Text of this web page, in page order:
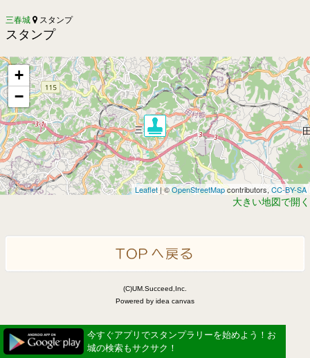
三春城 スタンプ
スタンプ
+
−
Leaflet| ©OpenStreetMapcontributors, CC-BY-SA
大きい地図で開く
(C)UM.Succeed,Inc.
Powered by idea canvas
今すぐアプリでスタンプラリーを始めよう！お
城の検索もサクサク！